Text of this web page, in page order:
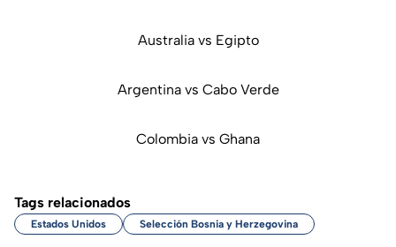
Australia vs Egipto
Argentina vs Cabo Verde
Colombia vs Ghana
Tags relacionados
Estados Unidos Selección Bosnia y Herzegovina